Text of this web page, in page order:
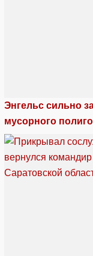
Энгельс сильно
мусорного